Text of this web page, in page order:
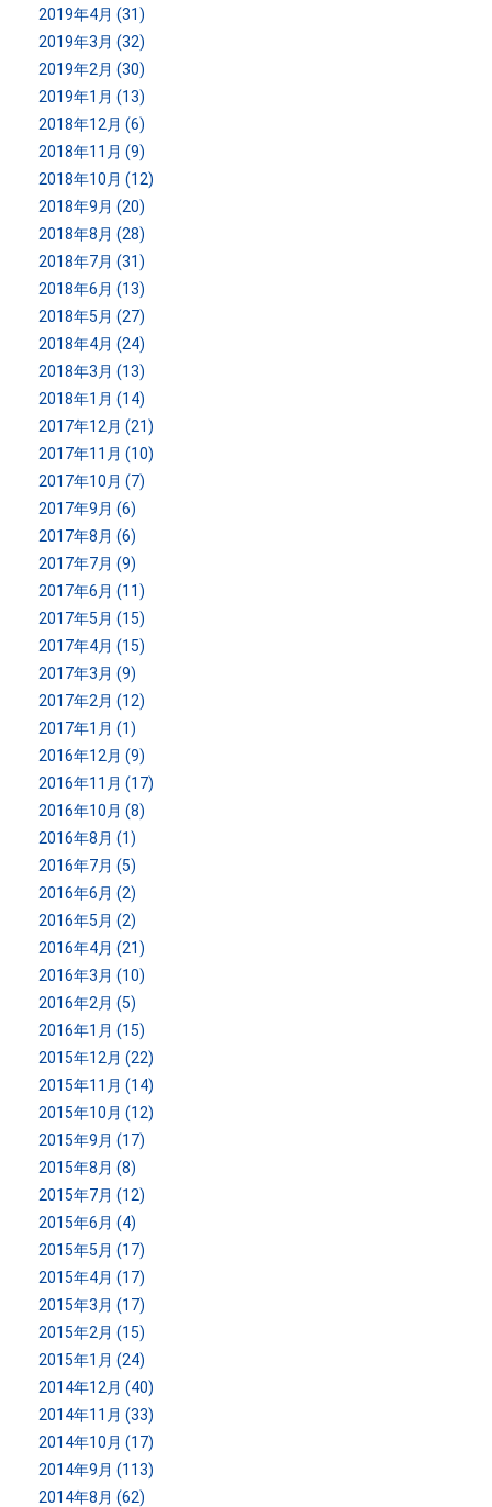
2019年4月 (31)
2019年3月 (32)
2019年2月 (30)
2019年1月 (13)
2018年12月 (6)
2018年11月 (9)
2018年10月 (12)
2018年9月 (20)
2018年8月 (28)
2018年7月 (31)
2018年6月 (13)
2018年5月 (27)
2018年4月 (24)
2018年3月 (13)
2018年1月 (14)
2017年12月 (21)
2017年11月 (10)
2017年10月 (7)
2017年9月 (6)
2017年8月 (6)
2017年7月 (9)
2017年6月 (11)
2017年5月 (15)
2017年4月 (15)
2017年3月 (9)
2017年2月 (12)
2017年1月 (1)
2016年12月 (9)
2016年11月 (17)
2016年10月 (8)
2016年8月 (1)
2016年7月 (5)
2016年6月 (2)
2016年5月 (2)
2016年4月 (21)
2016年3月 (10)
2016年2月 (5)
2016年1月 (15)
2015年12月 (22)
2015年11月 (14)
2015年10月 (12)
2015年9月 (17)
2015年8月 (8)
2015年7月 (12)
2015年6月 (4)
2015年5月 (17)
2015年4月 (17)
2015年3月 (17)
2015年2月 (15)
2015年1月 (24)
2014年12月 (40)
2014年11月 (33)
2014年10月 (17)
2014年9月 (113)
2014年8月 (62)